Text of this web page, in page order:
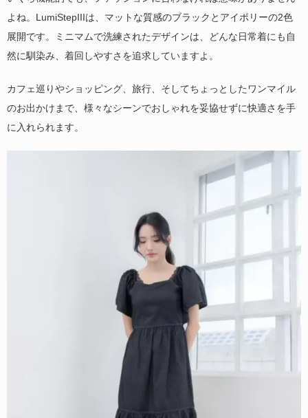
よね。LumiStepIIIは、マットな質感のブラックとアイボリーの2色
展開です。ミニマムで洗練されたデザインは、どんな日常着にも自
然に馴染み、着回しやすさを追求していますよ。
カフェ巡りやショッピング、旅行、そしてちょっとしたワンマイル
のお出かけまで、様々なシーンでおしゃれを妥協せずに快適さを手
に入れられます。